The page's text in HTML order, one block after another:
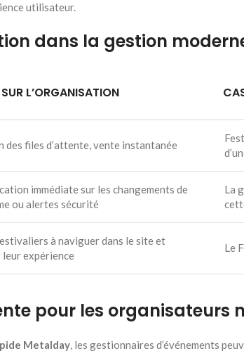
utilisateur.
dans la gestion
L’ORGANISATION
des files d’attente, vente instantanée
immédiate sur les changements de
ou alertes sécurité
La
à naviguer dans le site et
expérience
Le
pour les organisateurs
Metalday, les gestionnaires d’événements